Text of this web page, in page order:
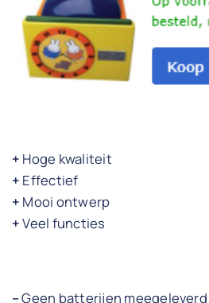
+ Hoge kwaliteit
+ Effectief
+ Mooi ontwerp
+Veel functies
–Geen batterijen meegeleverd